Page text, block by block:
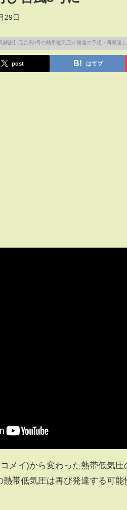
29日
post はてブ
メイ)から変わった熱帯低気
熱帯低気圧は再び発達する可